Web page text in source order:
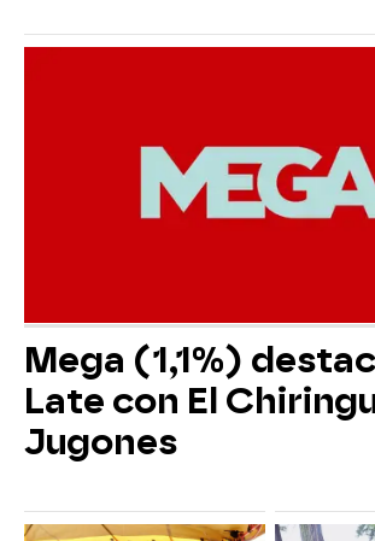
Mega (1,1%)
Late con El
Jugones